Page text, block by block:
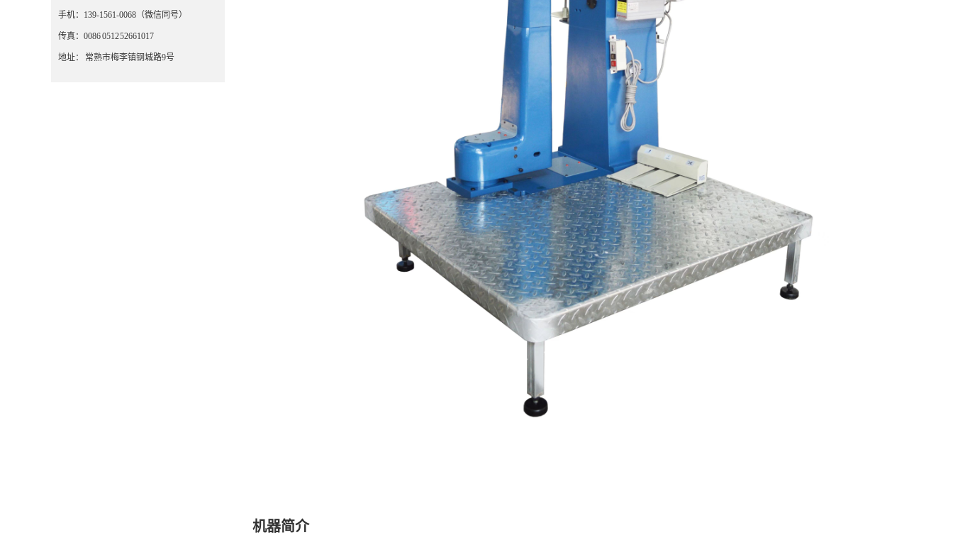
手机：139-1561-0068（微信同号）
传真：0086 0512 52661017
地址： 常熟市梅李镇钢城路9号
机器简介